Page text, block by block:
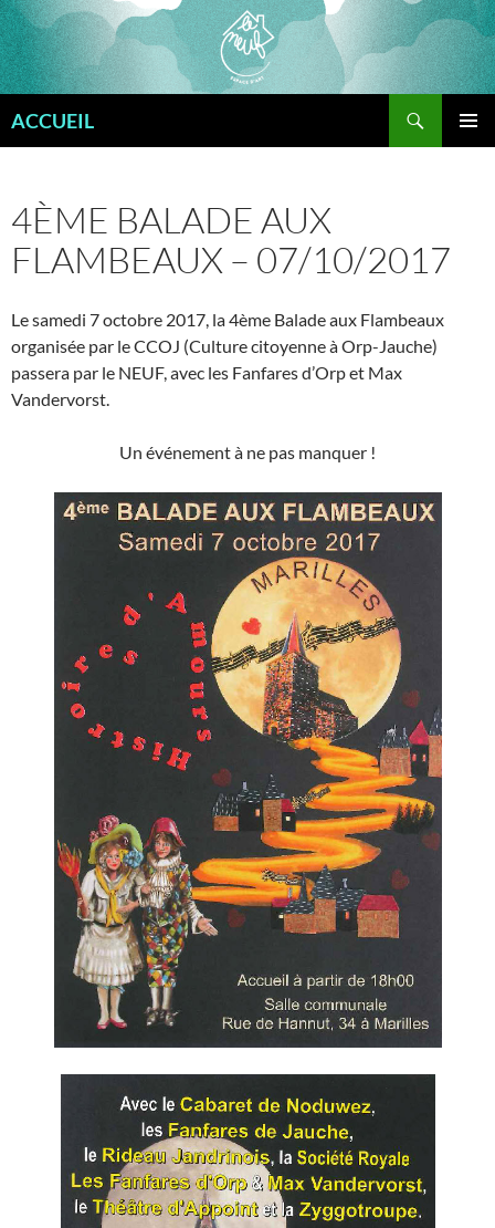
Aller
au
contenu
ACCUEIL
4ÈME BALADE AUX
FLAMBEAUX – 07/10/2017
Le samedi 7 octobre 2017, la 4ème Balade aux Flambeaux
organisée par le CCOJ (Culture citoyenne à Orp-Jauche)
passera par le NEUF, avec les Fanfares d’Orp et Max
Vandervorst.
Un événement à ne pas manquer !